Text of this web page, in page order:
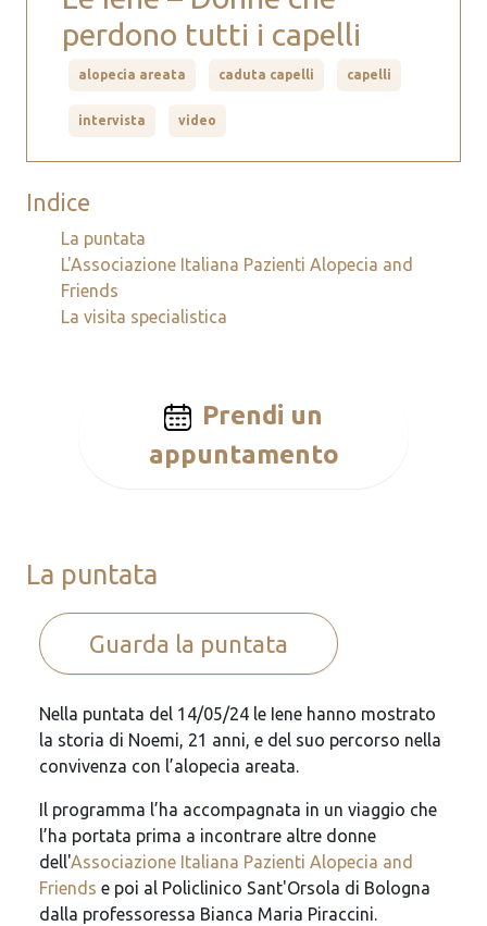
perdono tutti i capelli
alopecia areata caduta capelli capelli
intervista video
Indice
La puntata
L'Associazione Italiana Pazienti Alopecia and
Friends
La visita specialistica
Prendi un
appuntamento
La puntata
Guarda la puntata
Nella puntata del 14/05/24 le Iene hanno mostrato
la storia di Noemi, 21 anni, e del suo percorso nella
convivenza con l’alopecia areata.
Il programma l’ha accompagnata in un viaggio che
l’ha portata prima a incontrare altre donne
dell'Associazione Italiana Pazienti Alopecia and
Friends e poi al Policlinico Sant'Orsola di Bologna
dalla professoressa Bianca Maria Piraccini.